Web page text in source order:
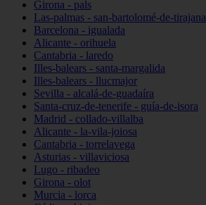
Girona - pals
Las-palmas - san-bartolomé-de-tirajana
Barcelona - igualada
Alicante - orihuela
Cantabria - laredo
Illes-balears - santa-margalida
Illes-balears - llucmajor
Sevilla - alcalá-de-guadaíra
Santa-cruz-de-tenerife - guía-de-isora
Madrid - collado-villalba
Alicante - la-vila-joiosa
Cantabria - torrelavega
Asturias - villaviciosa
Lugo - ribadeo
Girona - olot
Murcia - lorca